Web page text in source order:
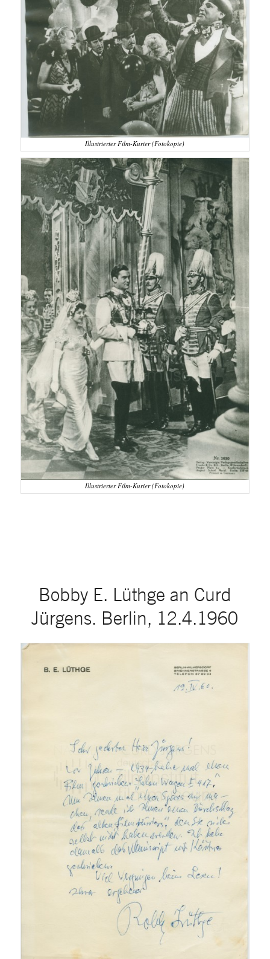
Illustrierter Film-Kurier (Fotokopie)
Illustrierter Film-Kurier (Fotokopie)
Bobby E. Lüthge an Curd
Jürgens. Berlin, 12.4.1960